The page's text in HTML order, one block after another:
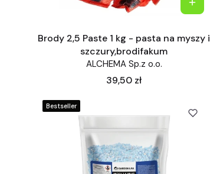
Brody 2,5 Paste 1 kg - pasta na myszy i
szczury,brodifakum
ALCHEMA Sp.z o.o.
Cena
39,50 zł
Bestseller